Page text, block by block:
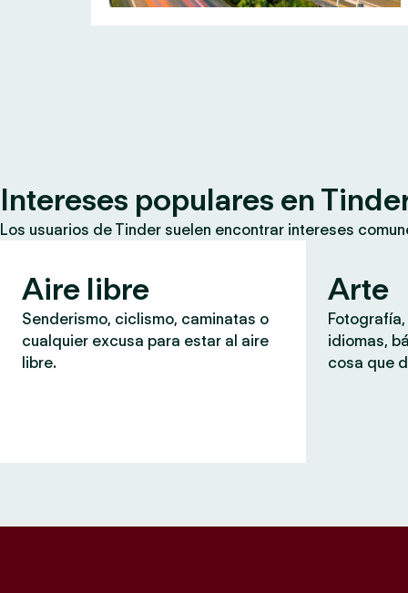
Intereses populares en
Los usuarios de Tinder suelen encontrar intereses
Aire libre
Senderismo, ciclismo, caminatas o
cualquier excusa para estar al aire
libre.
Arte
idiomas,
cosa que